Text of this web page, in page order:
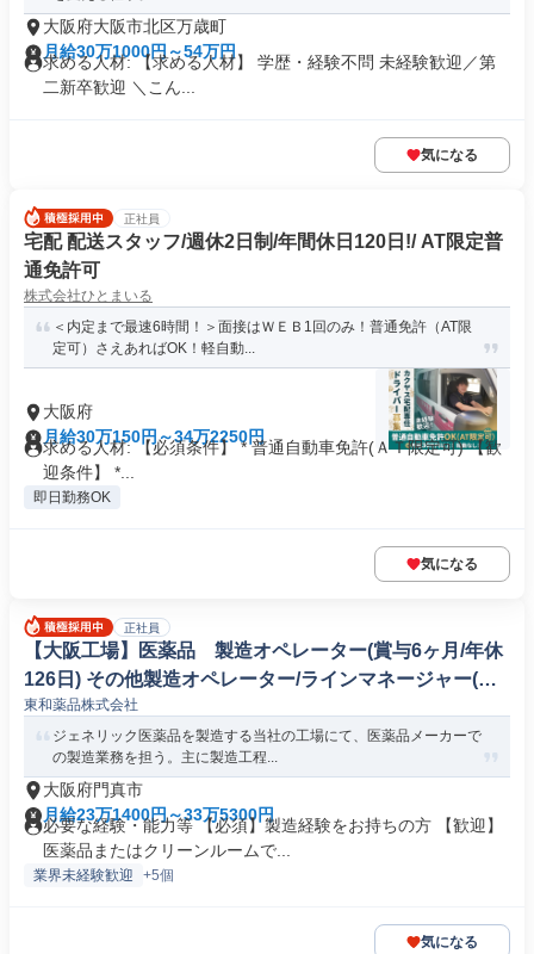
大阪府大阪市北区万歳町
月給30万1000円～54万円
求める人材: 【求める人材】 学歴・経験不問 未経験歓迎／第
二新卒歓迎 ＼こん...
気になる
正社員
宅配 配送スタッフ/週休2日制/年間休日120日!/ AT限定普
通免許可
株式会社ひとまいる
＜内定まで最速6時間！＞面接はＷＥＢ1回のみ！普通免許（AT限
定可）さえあればOK！軽自動...
大阪府
月給30万150円～34万2250円
求める人材: 【必須条件】 * 普通自動車免許(ＡＴ限定可) 【歓
迎条件】 *...
即日勤務OK
気になる
正社員
【大阪工場】医薬品 製造オペレーター(賞与6ヶ月/年休
126日) その他製造オペレーター/ラインマネージャー(機
械/電気/電子製品専門職)
東和薬品株式会社
ジェネリック医薬品を製造する当社の工場にて、医薬品メーカーで
の製造業務を担う。主に製造工程...
大阪府門真市
月給23万1400円～33万5300円
必要な経験・能力等 【必須】製造経験をお持ちの方 【歓迎】
医薬品またはクリーンルームで...
業界未経験歓迎 +5個
気になる